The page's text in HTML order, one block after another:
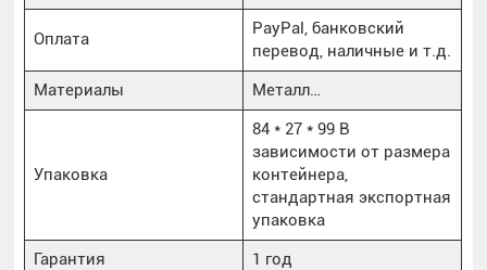
Оплата
PayPal, банковский
перевод, наличные и т.д.
Материалы
Металл…
Упаковка
84 * 27 * 99 В
зависимости от размера
контейнера,
стандартная экспортная
упаковка
Гарантия
1 год